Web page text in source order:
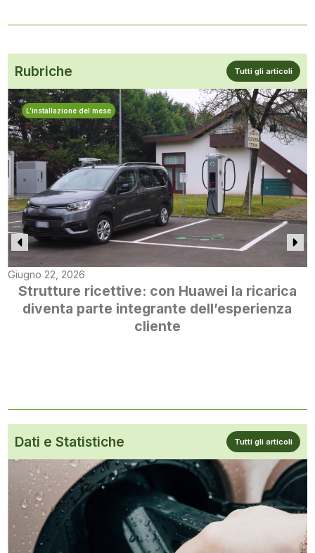
Rubriche Tutti gli articoli
L’installazione del mese
Giugno 22, 2026
Strutture ricettive: con Huawei la ricarica
diventa parte integrante dell’esperienza
cliente
Dati e Statistiche Tutti gli articoli